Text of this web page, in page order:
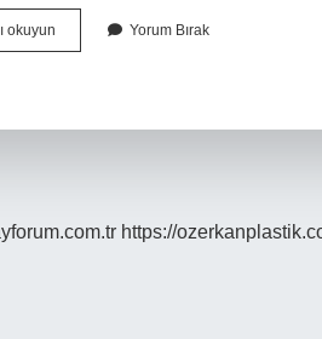
okuyun
Hangi
Yorum Bırak
https://